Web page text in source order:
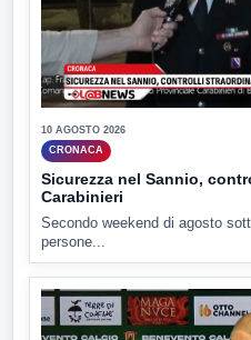
10 AGOSTO 2026
CRONACA
Sicurezza nel Sannio,
Carabinieri
Secondo weekend di agosto
persone...